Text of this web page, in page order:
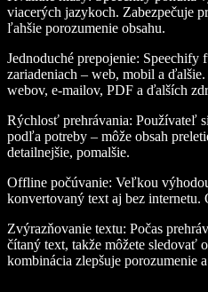
viacerých jazykoch. Zabezpečuje
ľahšie porozumenie obsahu.
Jednoduché prepojenie: Speechify
zariadeniach – web, mobil a
webov, e-mailov, PDF a ďalších
Rýchlosť prehrávania: Používateľ
podľa potreby – môže obsah
detailnejšie, pomalšie.
Offline počúvanie: Veľkou
konvertovaný text aj bez internetu.
Zvýrazňovanie textu: Počas
čítaný text, takže môžete sledovať
kombinácia zlepšuje porozumenie